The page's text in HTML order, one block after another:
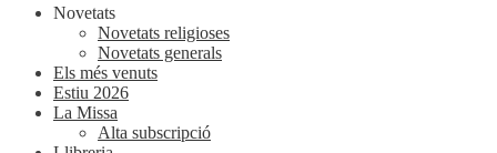
Novetats
Novetats religioses
Novetats generals
Els més venuts
Estiu 2026
La Missa
Alta subscripció